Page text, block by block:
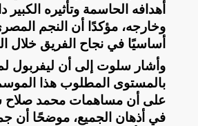
أهدافه الحاسمة وتأثيره
وخارجه، مؤكدًا أن النجم
أساسيًا في نجاح الفريق خلال
وأشار سلوت إلى أن ليفربول
بالمستوى المطلوب هذا
على أن مساهمات محمد
في أذهان الجميع، موضحًا أن